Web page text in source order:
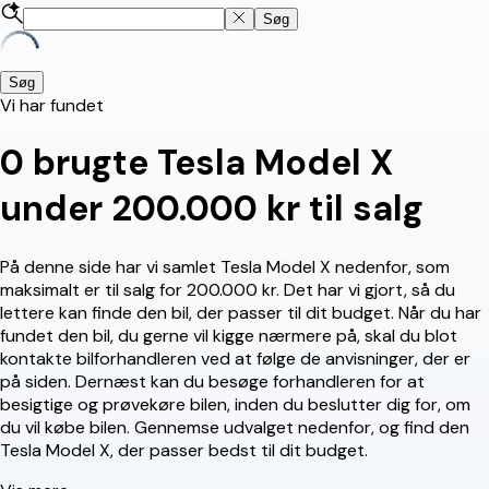
Søg
Søg
Vi har fundet
0 brugte Tesla Model X
under 200.000 kr til salg
På denne side har vi samlet Tesla Model X nedenfor, som
maksimalt er til salg for 200.000 kr. Det har vi gjort, så du
lettere kan finde den bil, der passer til dit budget. Når du har
fundet den bil, du gerne vil kigge nærmere på, skal du blot
kontakte bilforhandleren ved at følge de anvisninger, der er
på siden. Dernæst kan du besøge forhandleren for at
besigtige og prøvekøre bilen, inden du beslutter dig for, om
du vil købe bilen. Gennemse udvalget nedenfor, og find den
Tesla Model X, der passer bedst til dit budget.